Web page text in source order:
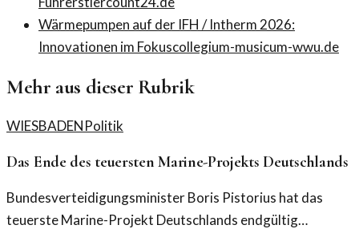
Wärmepumpen auf der IFH / Intherm 2026:
Innovationen im Fokuscollegium-musicum-wwu.de
Mehr aus dieser Rubrik
WIESBADENPolitik
Das Ende des teuersten Marine-Projekts Deutschlands
Bundesverteidigungsminister Boris Pistorius hat das
teuerste Marine-Projekt Deutschlands endgültig